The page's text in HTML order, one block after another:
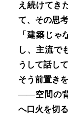
え続けてき
て、その思
「建築じ
し、主流で
うして話し
そう前置き
――空間の背
へ口火を切る